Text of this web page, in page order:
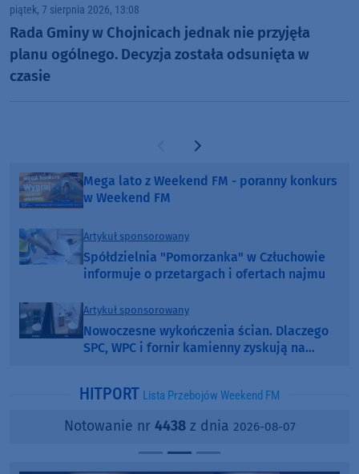
piątek, 7 sierpnia 2026, 13:08
Rada Gminy w Chojnicach jednak nie przyjęła
planu ogólnego. Decyzja została odsunięta w
czasie
Poprzednia strona
Następna strona
Mega lato z Weekend FM - poranny konkurs
w Weekend FM
Artykuł sponsorowany
Spółdzielnia "Pomorzanka" w Człuchowie
informuje o przetargach i ofertach najmu
Artykuł sponsorowany
Nowoczesne wykończenia ścian. Dlaczego
SPC, WPC i fornir kamienny zyskują na
HITPORT Lista Przebojów Weekend FM
Notowanie nr 4438z dnia 2026-08-07